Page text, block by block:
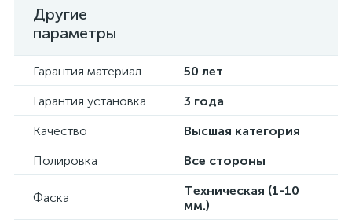
Другие
параметры
Гарантия материал 50 лет
Гарантия установка 3 года
Качество Высшая категория
Полировка Все стороны
Фаска
Техническая (1-10
мм.)